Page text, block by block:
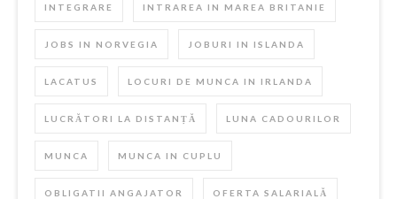
INTEGRARE INTRAREA IN MAREA BRITANIE
JOBS IN NORVEGIA JOBURI IN ISLANDA
LACATUS LOCURI DE MUNCA IN IRLANDA
LUCRĂTORI LA DISTANȚĂ LUNA CADOURILOR
MUNCA MUNCA IN CUPLU
OBLIGATII ANGAJATOR OFERTA SALARIALĂ